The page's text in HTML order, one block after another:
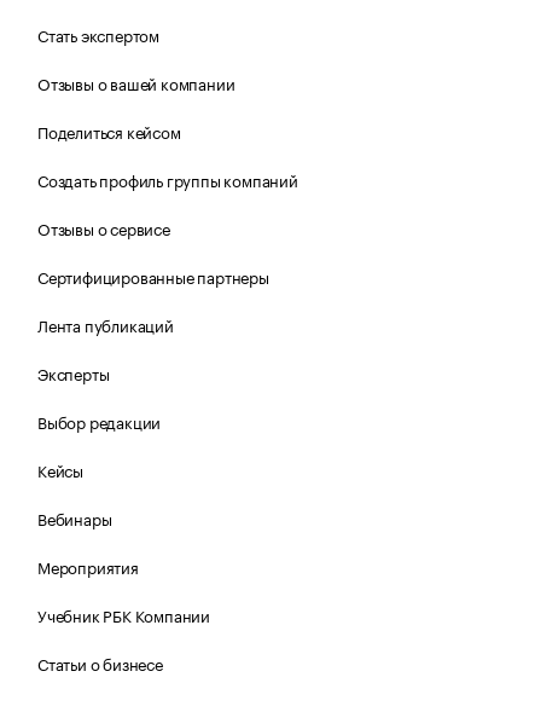
Стать экспертом
Отзывы о вашей компании
Поделиться кейсом
Создать профиль группы компаний
Отзывы о сервисе
Сертифицированные партнеры
Лента публикаций
Эксперты
Выбор редакции
Кейсы
Вебинары
Мероприятия
Учебник РБК Компании
Статьи о бизнесе